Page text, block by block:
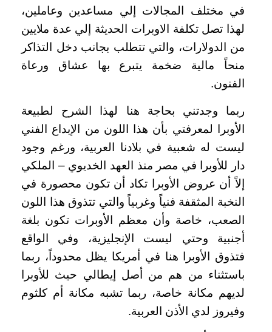
في مختلف المجالات إلي مساعدين وعاملين،
لهذا تصل تكلفة الاوبرات الحديثة إلي عدة ملايين
من الدولارات، والتي تتطلب بجانب دخل التذاكر
منحاً مالية ضخمة يتبرع بها عشاق ورعاة
الفنون.
ربما وجدتني بحاجة هنا لهذا الشرح لطبيعة
الأوبرا لمعرفتي بأن هذا اللون من الإبداع الفني
ليست له شعبية في بلادنا العربية، ورغم وجود
دار للأوبرا في مصر منذ العهد الخديوي – الملكي
إلاً أن عروض الأوبرا تكاد أن تكون محصورة في
النخبة المثقفة فنياً وغربياً والتي تتذوق هذا اللون
الصعب، خاصة وأن معظم الأوبرات تكون بلغة
أجنبية وحتي ليست الإنجليزية، وفي الواقع
فتذوق الأوبرا هنا في أمريكا يظل محدوداً، ربما
باستثناء من هم من أصل إيطالي حيث للأوبرا
لديهم مكانة خاصة، ربما تشبه مكانة أم كلثوم
وفيروز لدي الأذن العربية.